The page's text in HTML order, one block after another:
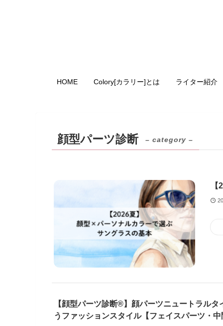
HOME Colory[カラリー]とは ライター紹介
顔型パーツ診断 – category –
【顔型パーツ診断®︎】顔パーツニュートラルタ
うファッションスタイル【フェイスパーツ・中